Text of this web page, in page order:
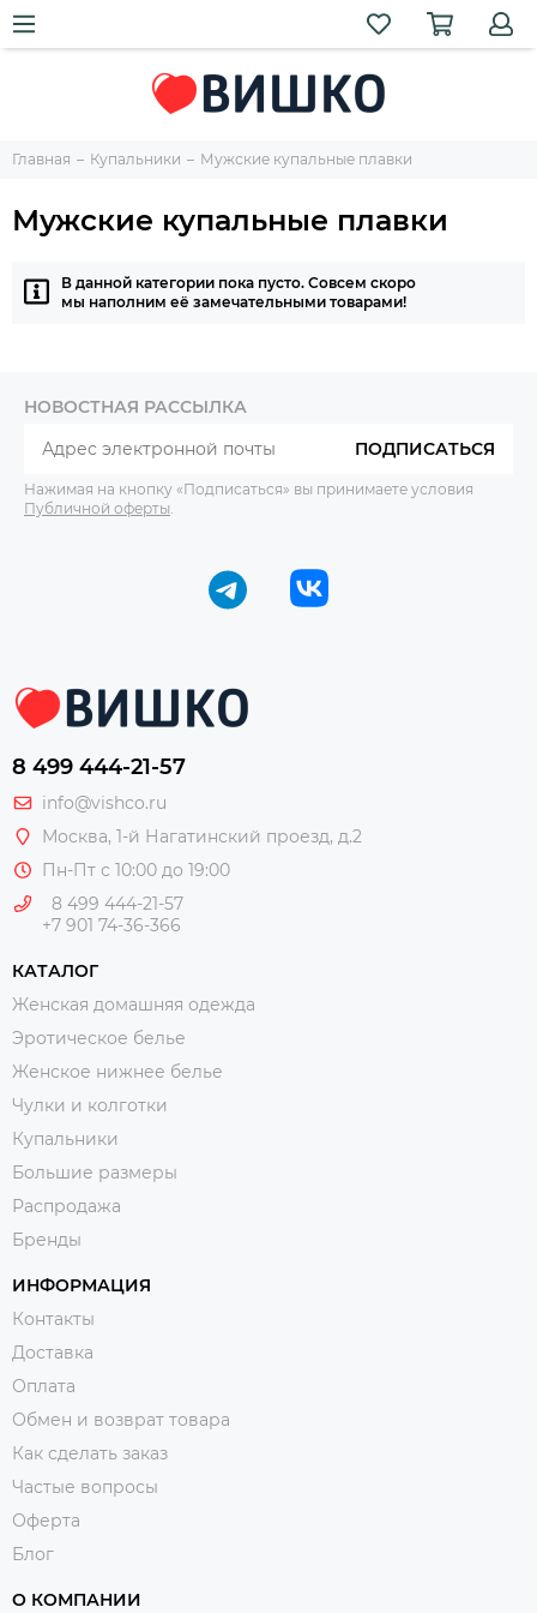
Главная Купальники Мужские купальные плавки
Мужские купальные плавки
В данной категории пока пусто. Совсем скоро
мы наполним её замечательными товарами!
НОВОСТНАЯ РАССЫЛКА
ПОДПИСАТЬСЯ
Нажимая на кнопку «Подписаться» вы принимаете условия
Публичной оферты
8 499 444-21-57
info@vishco.ru
Москва, 1-й Нагатинский проезд, д.2
Пн-Пт с 10:00 до 19:00
8 499 444-21-57
+7 901 74-36-366
КАТАЛОГ
Женская домашняя одежда
Эротическое белье
Женское нижнее белье
Чулки и колготки
Купальники
Большие размеры
Распродажа
Бренды
ИНФОРМАЦИЯ
Контакты
Доставка
Оплата
Обмен и возврат товара
Как сделать заказ
Частые вопросы
Оферта
Блог
О КОМПАНИИ